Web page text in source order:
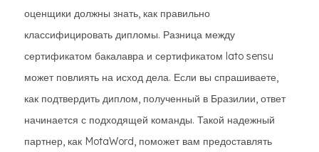
оценщики должны знать, как правильно
классифицировать дипломы. Разница между
сертификатом бакалавра и сертификатом lato sensu
может повлиять на исход дела. Если вы спрашиваете,
как подтвердить диплом, полученный в Бразилии, ответ
начинается с подходящей команды. Такой надежный
партнер, как MotaWord, поможет вам предоставлять